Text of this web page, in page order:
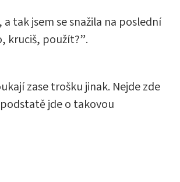
tak jsem se snažila na poslední
kruciš, použít?”.
zase trošku jinak. Nejde zde
jde o takovou